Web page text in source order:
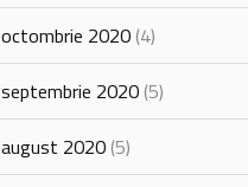
octombrie 2020 (4)
septembrie 2020 (5)
august 2020 (5)